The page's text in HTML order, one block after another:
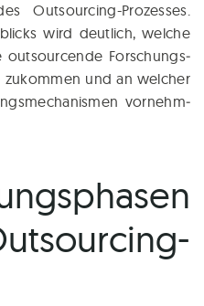
Out­sour­cing-Pro­zes­ses.
wird deut­lich, wel­che
out­sourcende For­schungs­
zukom­men und an wel­cher
vor­nehm­